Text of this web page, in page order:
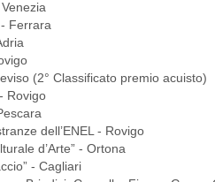
- Ferrara
(2° Classificato premio acuisto)
Rovigo
dell’ENEL - Rovigo
d’Arte” - Ortona
- Cagliari